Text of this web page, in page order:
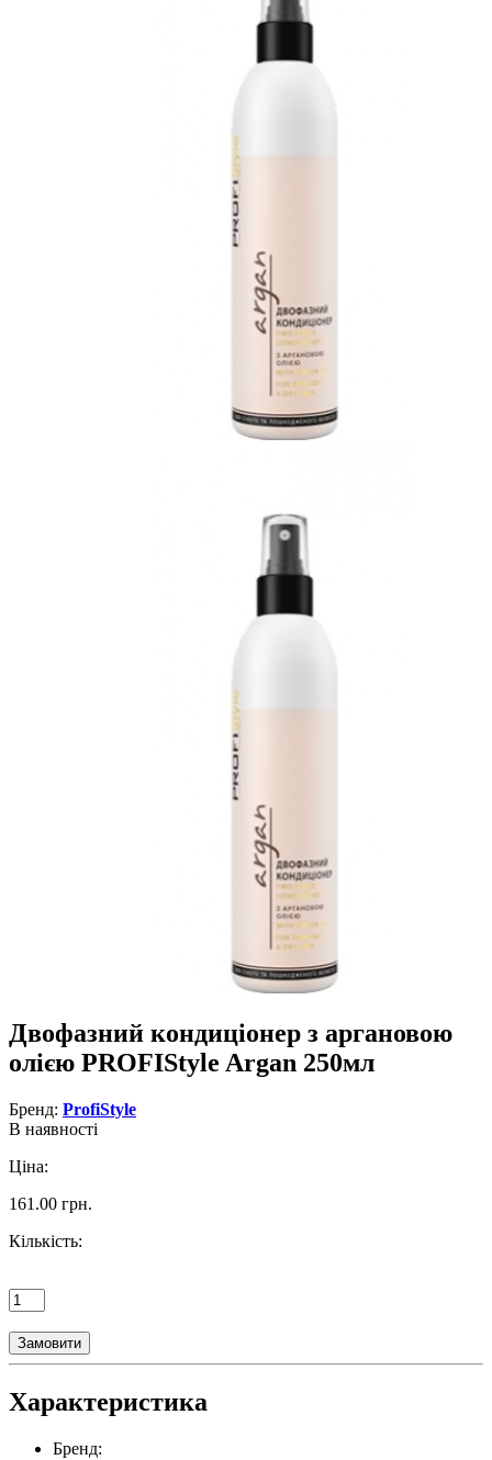
Двофазний кондиціонер з аргановою
олією PROFIStyle Argan 250мл
Бренд: ProfiStyle
В наявності
Ціна:
161.00 грн.
Кількість:
Замовити
Характеристика
Бренд: